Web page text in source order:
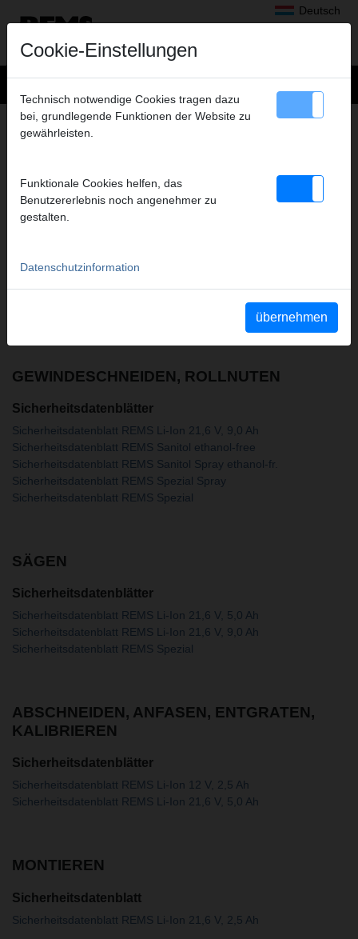
Deutsch
MEDIEN–
SICHERHEITSDATENBLÄTTER
alle auswählen
Betriebsanleitungen
Teileverzeichnisse
Weitere Dokumente
YouTube Videos
GEWINDESCHNEIDEN, ROLLNUTEN
Sicherheitsdatenblätter
Sicherheitsdatenblatt REMS Li-Ion 21,6 V, 9,0 Ah
Sicherheitsdatenblatt REMS Sanitol ethanol-free
Sicherheitsdatenblatt REMS Sanitol Spray ethanol-fr.
Sicherheitsdatenblatt REMS Spezial Spray
Sicherheitsdatenblatt REMS Spezial
SÄGEN
Sicherheitsdatenblätter
Sicherheitsdatenblatt REMS Li-Ion 21,6 V, 5,0 Ah
Sicherheitsdatenblatt REMS Li-Ion 21,6 V, 9,0 Ah
Sicherheitsdatenblatt REMS Spezial
ABSCHNEIDEN, ANFASEN, ENTGRATEN,
KALIBRIEREN
Sicherheitsdatenblätter
Sicherheitsdatenblatt REMS Li-Ion 12 V, 2,5 Ah
Sicherheitsdatenblatt REMS Li-Ion 21,6 V, 5,0 Ah
MONTIEREN
Sicherheitsdatenblatt
Sicherheitsdatenblatt REMS Li-Ion 21,6 V, 2,5 Ah
Cookie-Einstellungen
Technisch notwendige Cookies tragen dazu
bei, grundlegende Funktionen der Website zu
gewährleisten.
Funktionale Cookies helfen, das
Benutzererlebnis noch angenehmer zu
gestalten.
Datenschutzinformation
übernehmen